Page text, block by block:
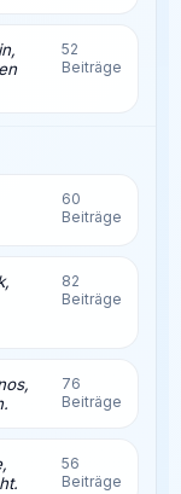
52
Beiträge
60
Beiträge
82
Beiträge
76
Beiträge
56
Beiträge